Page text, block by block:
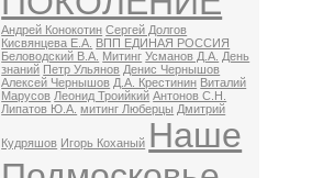
Андрей Конокотин Сергей Долгов
Кисвянцева Е.А. ВПП ЕДИНАЯ РОССИЯ
Беловодский В.А. Митинг Усманов Д.А. День
знаний Петр Ульянов Денис Чернышов
Алексей Чернышов Д.А. Крестинин Виталий
Марусов Леонид Троийкий Антонов С.Н.
Липатов Ю.А. митинг Люберцы Дмитрий
Кудряшов Игорь Коханый Наше